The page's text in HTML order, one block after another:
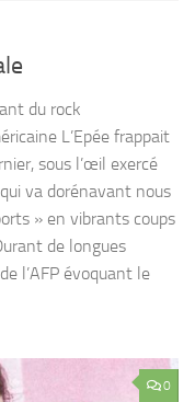
du rock
L’Epée frappait
sous l’œil exercé
va dorénavant nous
» en vibrants coups
de longues
l’AFP évoquant le
0